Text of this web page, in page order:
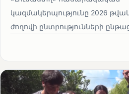
կազմակերպությունը 2026
ժողովի ընտրությունների